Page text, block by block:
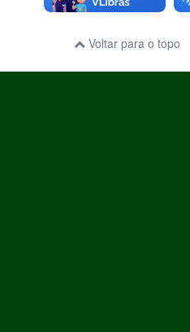
Voltar para o topo